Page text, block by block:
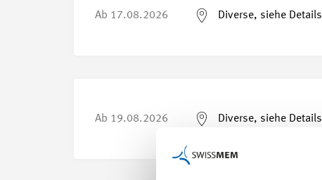
Ab 17.08.2026 Diverse, siehe Details
Ab 19.08.2026 Diverse, siehe Details